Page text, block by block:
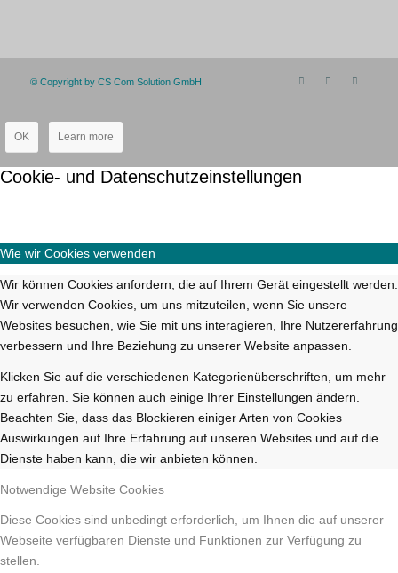
© Copyright by CS Com Solution GmbH
OK Learn more
Cookie- und Datenschutzeinstellungen
Wie wir Cookies verwenden
Wir können Cookies anfordern, die auf Ihrem Gerät eingestellt werden.
Wir verwenden Cookies, um uns mitzuteilen, wenn Sie unsere
Websites besuchen, wie Sie mit uns interagieren, Ihre Nutzererfahrung
verbessern und Ihre Beziehung zu unserer Website anpassen.
Klicken Sie auf die verschiedenen Kategorienüberschriften, um mehr
zu erfahren. Sie können auch einige Ihrer Einstellungen ändern.
Beachten Sie, dass das Blockieren einiger Arten von Cookies
Auswirkungen auf Ihre Erfahrung auf unseren Websites und auf die
Dienste haben kann, die wir anbieten können.
Notwendige Website Cookies
Diese Cookies sind unbedingt erforderlich, um Ihnen die auf unserer
Webseite verfügbaren Dienste und Funktionen zur Verfügung zu
stellen.